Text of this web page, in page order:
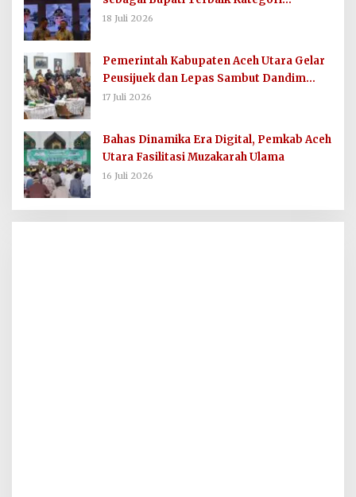
Komunikasi dan Informasi Publik
18 Juli 2026
Pemerintah Kabupaten Aceh Utara Gelar
Peusijuek dan Lepas Sambut Dandim
0103/AUT
17 Juli 2026
Bahas Dinamika Era Digital, Pemkab Aceh
Utara Fasilitasi Muzakarah Ulama
16 Juli 2026